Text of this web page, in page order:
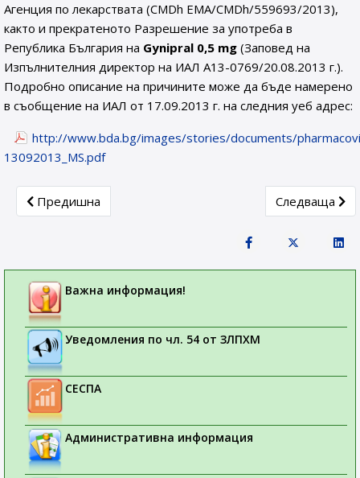
Агенция по лекарствата (CMDh ЕМА/CMDh/559693/2013),
както и прекратеното Разрешение за употреба в
Република България на Gynipral 0,5 mg (Заповед на
Изпълнителния директор на ИАЛ А13-0769/20.08.2013 г.).
Подробно описание на причините може да бъде намерено
в съобщение на ИАЛ от 17.09.2013 г. на следния уеб адрес:
http://www.bda.bg/images/stories/documents/
13092013_MS.pdf
Previous article: Комитетът за оценка на риска в
Предишна Next article:
Следваща
Важна информация!
Уведомления по чл. 54 от ЗЛПХМ
СЕСПА
Административна информация